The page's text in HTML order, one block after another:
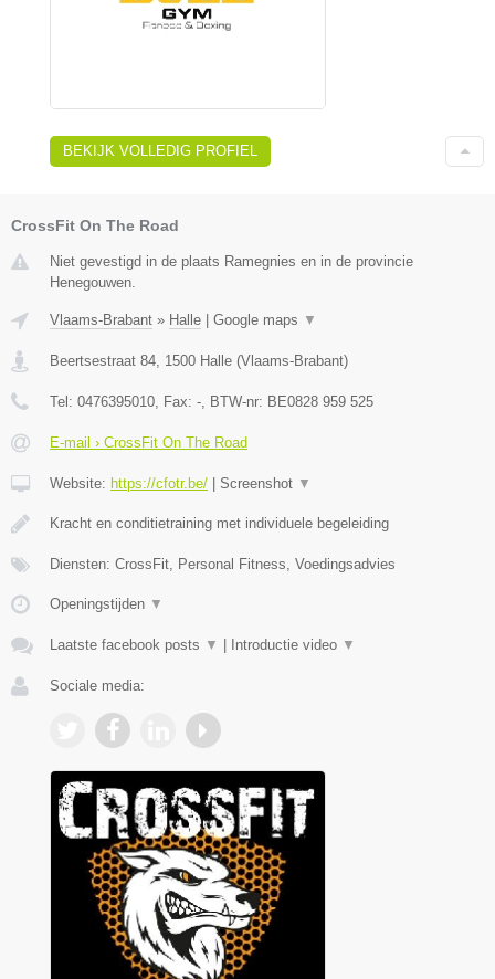
BEKIJK VOLLEDIG PROFIEL
CrossFit On The Road
Niet gevestigd in de plaats Ramegnies en in de provincie
Henegouwen.
Vlaams-Brabant » Halle Google maps ▼
Beertsestraat 84, 1500 Halle (Vlaams-Brabant)
Tel: 0476395010, Fax: -, BTW-nr: BE0828 959 525
E-mail › CrossFit On The Road
Website: https://cfotr.be/ Screenshot ▼
Kracht en conditietraining met individuele begeleiding
Diensten: CrossFit, Personal Fitness, Voedingsadvies
Openingstijden ▼
Laatste facebook posts ▼ Introductie video ▼
Sociale media: